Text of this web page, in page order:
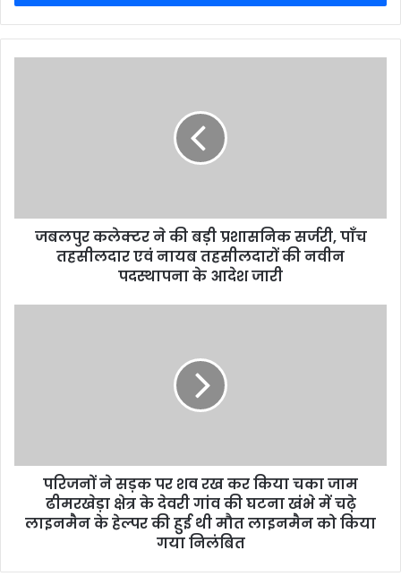
r
y
s
जबलपुर कलेक्टर ने की बड़ी प्रशासनिक सर्जरी, पाँच
तहसीलदार एवं नायब तहसीलदारों की नवीन
पदस्थापना के आदेश जारी
परिजनों ने सड़क पर शव रख कर किया चका जाम
ढीमरखेड़ा क्षेत्र के देवरी गांव की घटना खंभे में चढ़े
लाइनमैन के हेल्पर की हुई थी मौत लाइनमैन को किया
गया निलंबित